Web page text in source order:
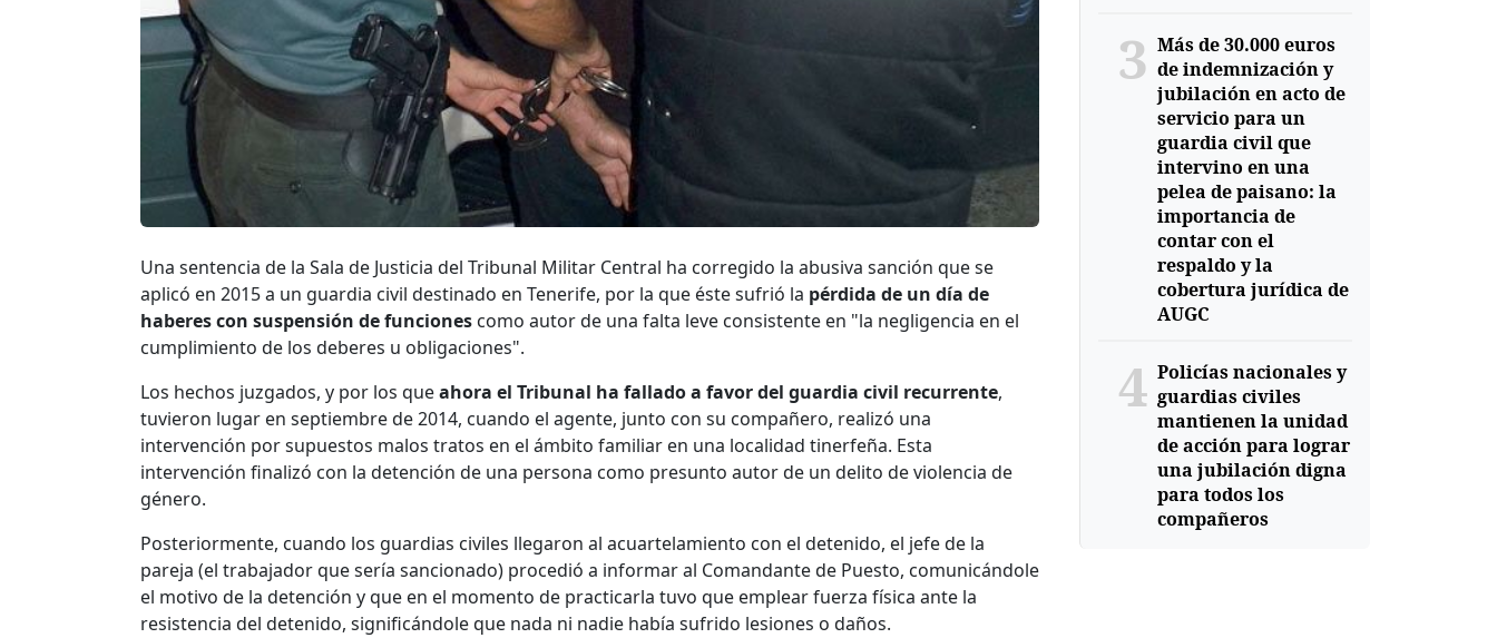
Una sentencia de la Sala de Justicia del Tribunal Militar Central ha corregido la abusiva sanción que se
aplicó en 2015 a un guardia civil destinado en Tenerife, por la que éste sufrió la pérdida de un día de
haberes con suspensión de funciones como autor de una falta leve consistente en "la negligencia en el
cumplimiento de los deberes u obligaciones".
Los hechos juzgados, y por los queahora el Tribunal ha fallado a favor del guardia civil recurrente,
tuvieron lugar en septiembre de 2014, cuando el agente, junto con su compañero, realizó una
intervención por supuestos malos tratos en el ámbito familiar en una localidad tinerfeña. Esta
intervención finalizó con la detención de una persona como presunto autor de un delito de violencia de
género.
Posteriormente, cuando los guardias civiles llegaron al acuartelamiento con el detenido, el jefe de la
pareja (el trabajador que sería sancionado) procedió a informar al Comandante de Puesto, comunicándole
el motivo de la detención y que en el momento de practicarla tuvo que emplear fuerza física ante la
resistencia del detenido, significándole que nada ni nadie había sufrido lesiones o daños.
3 Más de 30.000 euros
de indemnización y
jubilación en acto de
servicio para un
guardia civil que
intervino en una
pelea de paisano: la
importancia de
contar con el
respaldo y la
cobertura jurídica de
AUGC
4 Policías nacionales y
guardias civiles
mantienen la unidad
de acción para lograr
una jubilación digna
para todos los
compañeros